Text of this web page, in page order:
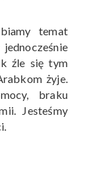
temat
źle się tym
żyje.
braku
Jesteśmy